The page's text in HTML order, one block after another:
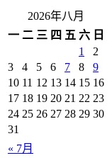
2026年八月
一 二 三 四 五 六 日
« 7月
1
2
3
4 5 6 7 8
9
10 11 12 13 14 15 16
17 18 19 20 21 22 23
24 25 26 27 28 29 30
31